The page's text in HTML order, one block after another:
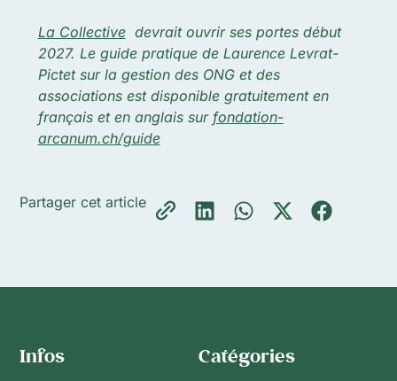
La Collectivedevrait ouvrir ses portes début
2027. Le guide pratique de Laurence Levrat-
Pictet sur la gestion des ONG et des
associations est disponible gratuitement en
français et en anglais sur fondation-
arcanum.ch/guide
Partager cet article
Infos Catégories